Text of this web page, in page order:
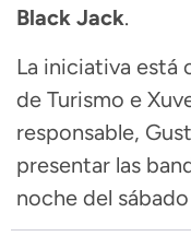
Black Jack.
La iniciativa está
de Turismo e
responsable,
presentar las
noche del